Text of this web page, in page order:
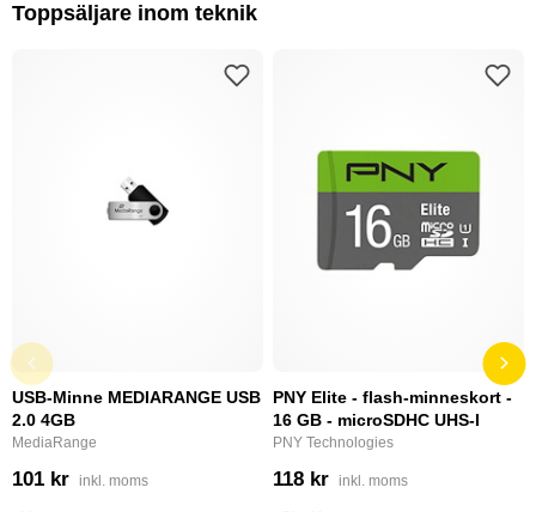
Toppsäljare inom teknik
USB-Minne MEDIARANGE USB
2.0 4GB
MediaRange
101 kr inkl. moms
PNY Elite - flash-minneskort -
16 GB - microSDHC UHS-I
PNY Technologies
118 kr inkl. moms